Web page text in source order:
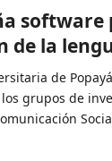
software
de la
de
grupos de